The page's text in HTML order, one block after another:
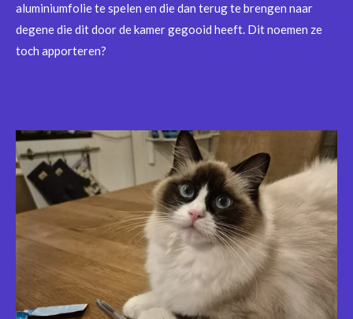
aluminiumfolie te spelen en die dan terug te brengen naar
degene die dit door de kamer gegooid heeft. Dit noemen ze
toch apporteren?